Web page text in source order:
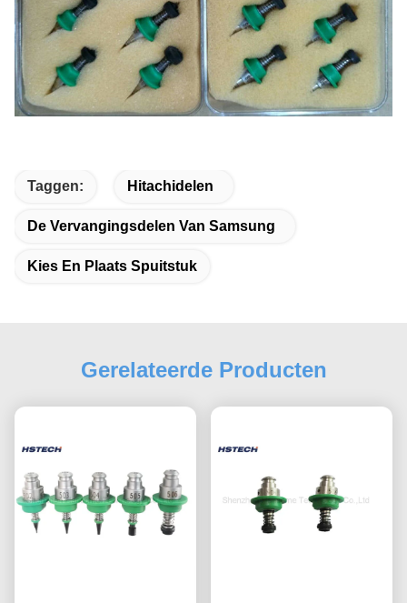
Taggen: Hitachidelen
De Vervangingsdelen Van Samsung
Kies En Plaats Spuitstuk
Gerelateerde Producten